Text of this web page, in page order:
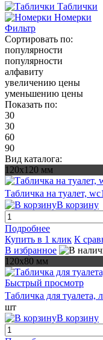
Таблички
Номерки
Фильтр
Сортировать по:
популярности
популярности
алфавиту
увеличению цены
уменьшению цены
Показать по:
30
30
60
90
Вид каталога:
120х120 мм
Табличка на туалет, wc1
В корзину
Подробнее
Купить в 1 клик К
В избранное
120х80 мм
Быстрый просмотр
Табличка для туалета,
шт
В корзину